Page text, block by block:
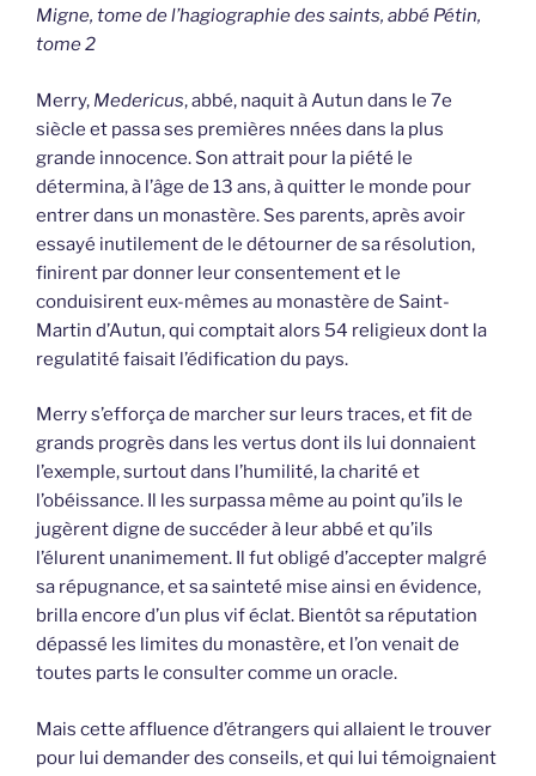
Migne, tome de l’hagiographie des saints, abbé Pétin,
tome 2
Merry, Medericus, abbé, naquit à Autun dans le 7e
siècle et passa ses premières nnées dans la plus
grande innocence. Son attrait pour la piété le
détermina, à l’âge de 13 ans, à quitter le monde pour
entrer dans un monastère. Ses parents, après avoir
essayé inutilement de le détourner de sa résolution,
finirent par donner leur consentement et le
conduisirent eux-mêmes au monastère de Saint-
Martin d’Autun, qui comptait alors 54 religieux dont la
regulatité faisait l’édification du pays.
Merry s’efforça de marcher sur leurs traces, et fit de
grands progrès dans les vertus dont ils lui donnaient
l’exemple, surtout dans l’humilité, la charité et
l’obéissance. Il les surpassa même au point qu’ils le
jugèrent digne de succéder à leur abbé et qu’ils
l’élurent unanimement. Il fut obligé d’accepter malgré
sa répugnance, et sa sainteté mise ainsi en évidence,
brilla encore d’un plus vif éclat. Bientôt sa réputation
dépassé les limites du monastère, et l’on venait de
toutes parts le consulter comme un oracle.
Mais cette affluence d’étrangers qui allaient le trouver
pour lui demander des conseils, et qui lui témoignaient